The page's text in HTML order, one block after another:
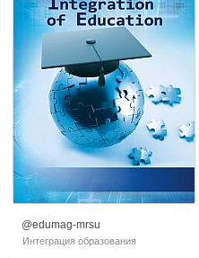
@edumag-mrsu
Интеграция образования